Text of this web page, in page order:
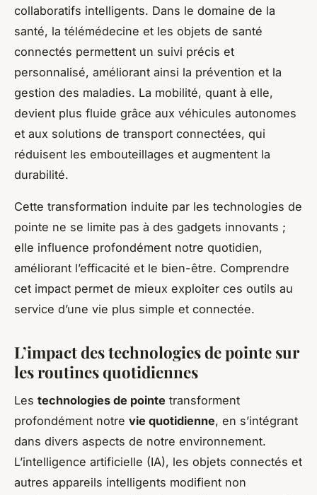
collaboratifs intelligents. Dans le domaine de la
santé, la télémédecine et les objets de santé
connectés permettent un suivi précis et
personnalisé, améliorant ainsi la prévention et la
gestion des maladies. La mobilité, quant à elle,
devient plus fluide grâce aux véhicules autonomes
et aux solutions de transport connectées, qui
réduisent les embouteillages et augmentent la
durabilité.
Cette transformation induite par les technologies de
pointe ne se limite pas à des gadgets innovants ;
elle influence profondément notre quotidien,
améliorant l’efficacité et le bien-être. Comprendre
cet impact permet de mieux exploiter ces outils au
service d’une vie plus simple et connectée.
L’impact des technologies de pointe sur
les routines quotidiennes
Les technologies de pointe transforment
profondément notre vie quotidienne, en s’intégrant
dans divers aspects de notre environnement.
L’intelligence artificielle (IA), les objets connectés et
autres appareils intelligents modifient non